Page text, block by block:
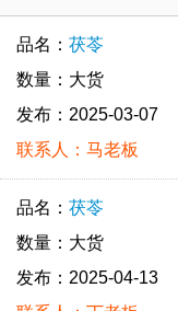
品名： 茯苓
数量：大货
发布：2025-03-07
联系人：马老板
品名： 茯苓
数量：大货
发布：2025-04-13